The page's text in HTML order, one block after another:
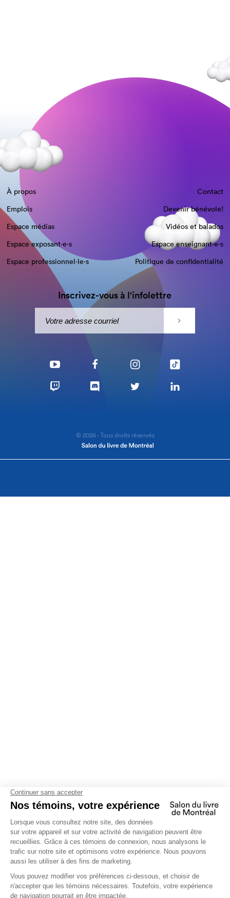
À propos
Contact
Emplois
Devenir bénévole!
Espace médias
Vidéos et balados
Espace exposant·e⋅s
Espace enseignant·e⋅s
Espace professionnel·le⋅s
Politique de confidentialité
Inscrivez-vous à l'infolettre
© 2026 - Tous droits réservés